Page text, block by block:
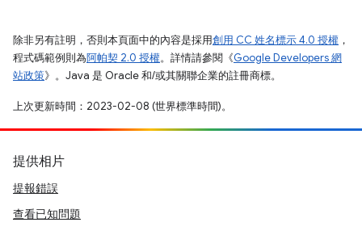
除非另有註明，否則本頁面中的內容是採用創用 CC 姓名標示 4.0 授權 ，
程式碼範例則為阿帕契 2.0 授權。詳情請參閱《Google Developers 網
站政策》。Java 是 Oracle 和/或其關聯企業的註冊商標。
上次更新時間：2023-02-08 (世界標準時間)。
提供相片
提報錯誤
查看已知問題